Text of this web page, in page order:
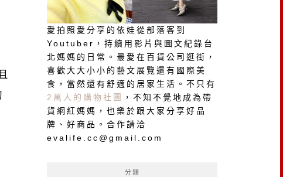
愛拍照愛分享的依娃從部落客到
Youtuber，持續用影片與圖文紀錄台
北媽媽的日常。最愛在百貨公司逛街，
喜歡大大小小的藝文展覽還有國際美
食，當然還有舒適的居家生活。不只有
2萬人的購物社團
，不知不覺地成為帶
貨網紅媽媽，也樂於跟大家分享好品
牌、好商品。合作請洽
evalife.cc@gmail.com
分類